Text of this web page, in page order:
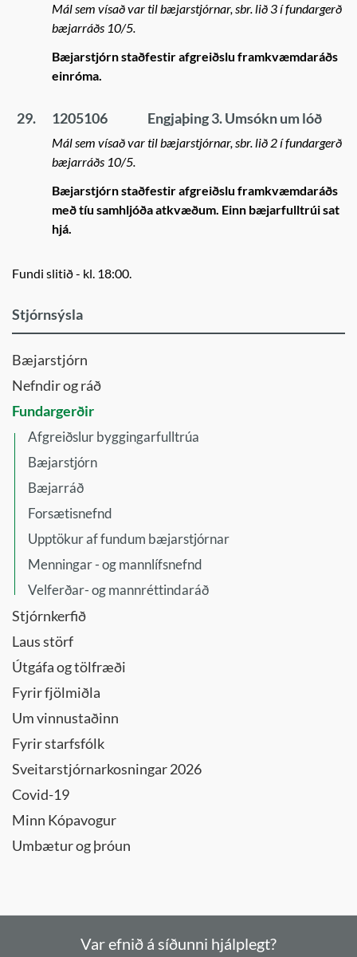
Mál sem vísað var til bæjarstjórnar, sbr. lið 3 í fundargerð
bæjarráðs 10/5.
Bæjarstjórn staðfestir afgreiðslu framkvæmdaráðs
einróma.
29. 1205106 Engjaþing 3. Umsókn um lóð
Mál sem vísað var til bæjarstjórnar, sbr. lið 2 í fundargerð
bæjarráðs 10/5.
Bæjarstjórn staðfestir afgreiðslu framkvæmdaráðs
með tíu samhljóða atkvæðum. Einn bæjarfulltrúi sat
hjá.
Fundi slitið - kl. 18:00.
Stjórnsýsla
Bæjarstjórn
Nefndir og ráð
Fundargerðir
Afgreiðslur byggingarfulltrúa
Bæjarstjórn
Bæjarráð
Forsætisnefnd
Upptökur af fundum bæjarstjórnar
Menningar - og mannlífsnefnd
Velferðar- og mannréttindaráð
Stjórnkerfið
Laus störf
Útgáfa og tölfræði
Fyrir fjölmiðla
Um vinnustaðinn
Fyrir starfsfólk
Sveitarstjórnarkosningar 2026
Covid-19
Minn Kópavogur
Umbætur og þróun
Var efnið á síðunni hjálplegt?